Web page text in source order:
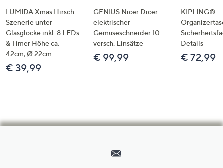
LUMIDA Xmas Hirsch-
Szenerie unter
Glasglocke inkl. 8 LEDs
& Timer Höhe ca.
42cm, Ø 22cm
€ 39,99
GENIUS Nicer Dicer
elektrischer
Gemüseschneider 10
versch. Einsätze
€ 99,99
KIPLING®
Details
€ 72,99